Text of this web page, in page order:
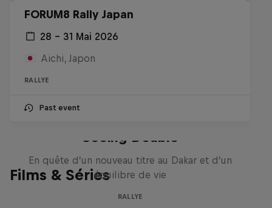
FORUM8 Rally Japan
28 – 31 Mai 2026
Aichi, Japon
RALLYE
Past event
Films & Séries
Seeing Double
En quête d’un nouveau titre au Dakar et d’un
équilibre de vie
RALLYE